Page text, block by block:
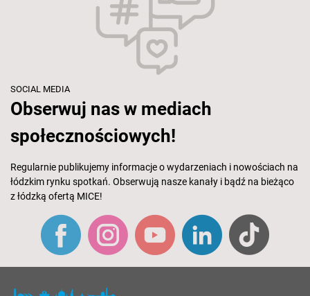
SOCIAL MEDIA
Obserwuj nas w mediach
społecznościowych!
Regularnie publikujemy informacje o wydarzeniach i nowościach na
łódzkim rynku spotkań. Obserwują nasze kanały i bądź na bieżąco
z łódzką ofertą MICE!